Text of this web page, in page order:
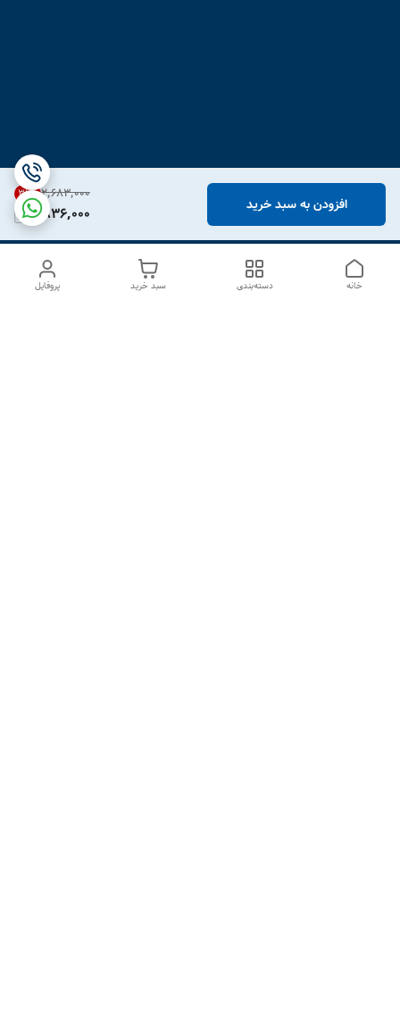
۲٬۶۸۳٬۰۰۰ 31%
1,836,000 افزودن به سبد خرید
پروفایل سبد خرید دسته‌بندی خانه